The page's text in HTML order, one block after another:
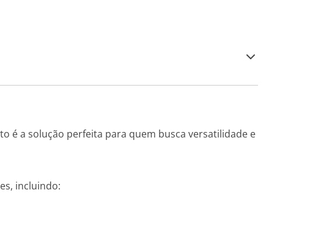
é a solução perfeita para quem busca versatilidade e
incluindo: